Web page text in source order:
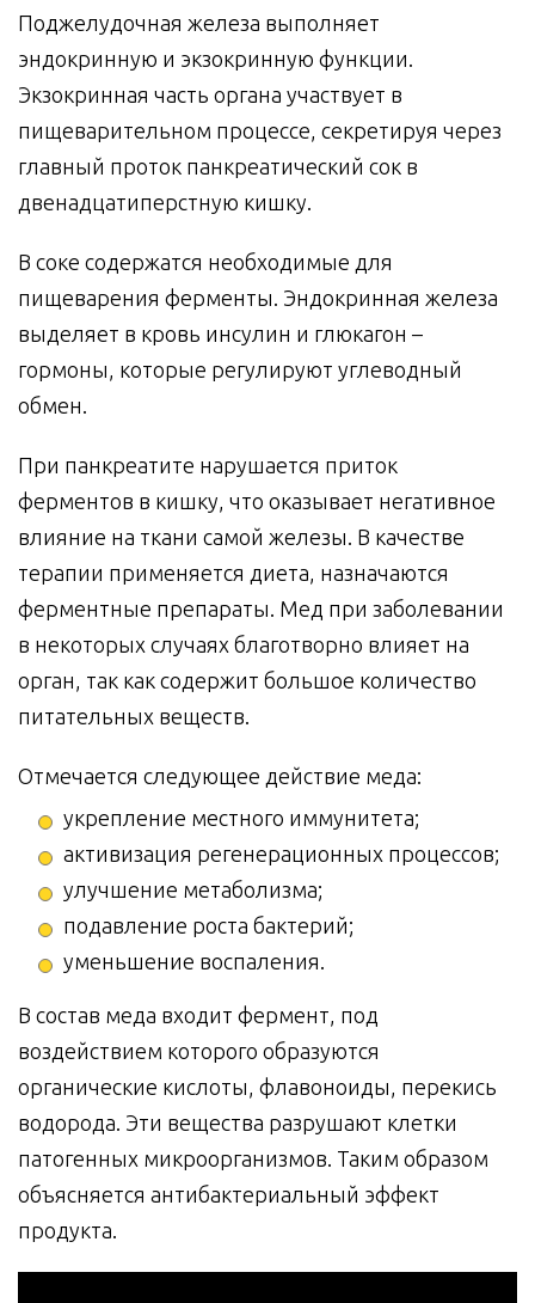
Поджелудочная железа выполняет
эндокринную и экзокринную функции.
Экзокринная часть органа участвует в
пищеварительном процессе, секретируя через
главный проток панкреатический сок в
двенадцатиперстную кишку.
В соке содержатся необходимые для
пищеварения ферменты. Эндокринная железа
выделяет в кровь инсулин и глюкагон –
гормоны, которые регулируют углеводный
обмен.
При панкреатите нарушается приток
ферментов в кишку, что оказывает негативное
влияние на ткани самой железы. В качестве
терапии применяется диета, назначаются
ферментные препараты. Мед при заболевании
в некоторых случаях благотворно влияет на
орган, так как содержит большое количество
питательных веществ.
Отмечается следующее действие меда:
укрепление местного иммунитета;
активизация регенерационных процессов;
улучшение метаболизма;
подавление роста бактерий;
уменьшение воспаления.
В состав меда входит фермент, под
воздействием которого образуются
органические кислоты, флавоноиды, перекись
водорода. Эти вещества разрушают клетки
патогенных микроорганизмов. Таким образом
объясняется антибактериальный эффект
продукта.